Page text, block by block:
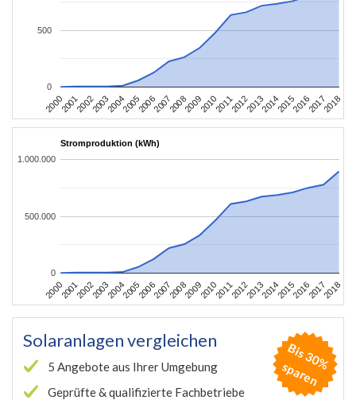
2000200120022003200420052006200720082009201020112012201320142015201620172018
0
500
Stromproduktion (kWh)
2000200120022003200420052006200720082009201020112012201320142015201620172018
0
500.000
1.000.000
Solaranlagen vergleichen
5 Angebote aus Ihrer Umgebung
Geprüfte & qualifizierte Fachbetriebe
B
is
3
0
%
s
p
a
r
e
n